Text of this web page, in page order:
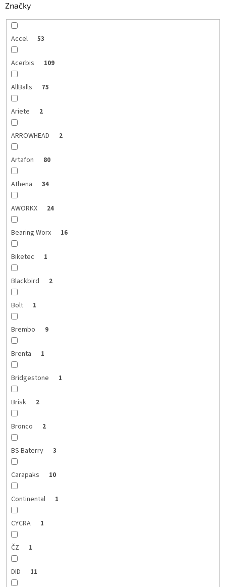
Značky
Accel 53
Acerbis 109
AllBalls 75
Ariete 2
ARROWHEAD 2
Artafon 80
Athena 34
AWORKX 24
Bearing Worx 16
Biketec 1
Blackbird 2
Bolt 1
Brembo 9
Brenta 1
Bridgestone 1
Brisk 2
Bronco 2
BS Baterry 3
Carapaks 10
Continental 1
CYCRA 1
ČZ 1
DID 11